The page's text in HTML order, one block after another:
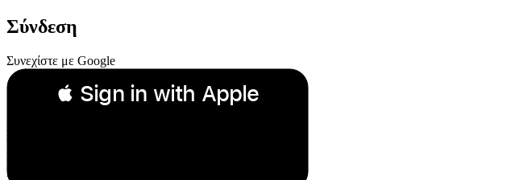
Σύνδεση
Συνεχίστε με Google
 Sign in with Apple
Συνεχίστε με Apple
ή
Email:
Κωδικός Πρόσβασης: